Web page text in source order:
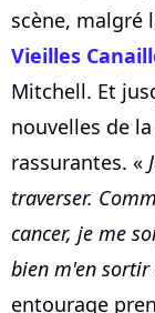
scène, malgré
Vieilles
Mitchell. Et
nouvelles de
rassurantes. «
traverser.
cancer, je me
bien m'en sortir
entourage